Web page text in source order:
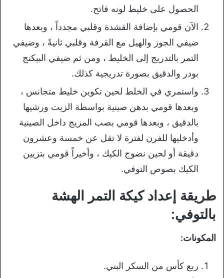
الحصول على خليط لونه فاتح.
الآن قومي بإضافة القشدة وقلبي مجدداً ، وبعدها
ضيفي الجوز والهيل مع القرفة وقلبي ثانيةً ، وضيفي
التمر بالتدريج إلى الخليط ، ومن ثم ضيفي البيكنج
بودر والدقيق بصورة تدريجية كذلك.
واستمري في الخلط لحين تكوين خليط متجانس ،
وبعدها قومي بدهن صينية بواسطة الزيت ورشيها
بالدقيق ، وبعدها قومي بصب المزيج داخل الصينية
وأدخليها للفرن لفترة لا تقل عن خمسة وعشرون
دقيقة أو لحين نضوج الكيك ، وأخيراً قومي بتزيين
الكيك بصوص التوفي.
طريقة إعداد كيكة التمر الهشة
بالتوفي:
المكونات:
ربع كأس من السكر البني.